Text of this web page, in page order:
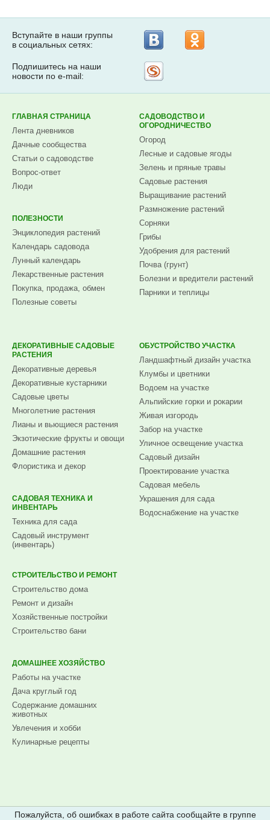
Вступайте в наши группы
в социальных сетях:
Подпишитесь на наши
новости по e-mail:
ГЛАВНАЯ СТРАНИЦА
Лента дневников
Дачные сообщества
Статьи о садоводстве
Вопрос-ответ
Люди
ПОЛЕЗНОСТИ
Энциклопедия растений
Календарь садовода
Лунный календарь
Лекарственные растения
Покупка, продажа, обмен
Полезные советы
САДОВОДСТВО И
ОГОРОДНИЧЕСТВО
Огород
Лесные и садовые ягоды
Зелень и пряные травы
Садовые растения
Выращивание растений
Размножение растений
Сорняки
Грибы
Удобрения для растений
Почва (грунт)
Болезни и вредители растений
Парники и теплицы
ДЕКОРАТИВНЫЕ САДОВЫЕ
РАСТЕНИЯ
Декоративные деревья
Декоративные кустарники
Садовые цветы
Многолетние растения
Лианы и вьющиеся растения
Экзотические фрукты и овощи
Домашние растения
Флористика и декор
САДОВАЯ ТЕХНИКА И
ИНВЕНТАРЬ
Техника для сада
Садовый инструмент
(инвентарь)
ОБУСТРОЙСТВО УЧАСТКА
Ландшафтный дизайн участка
Клумбы и цветники
Водоем на участке
Альпийские горки и рокарии
Живая изгородь
Забор на участке
Уличное освещение участка
Садовый дизайн
Проектирование участка
Садовая мебель
Украшения для сада
Водоснабжение на участке
СТРОИТЕЛЬСТВО И РЕМОНТ
Строительство дома
Ремонт и дизайн
Хозяйственные постройки
Строительство бани
ДОМАШНЕЕ ХОЗЯЙСТВО
Работы на участке
Дача круглый год
Содержание домашних
животных
Увлечения и хобби
Кулинарные рецепты
Пожалуйста, об ошибках в работе сайта сообщайте в группе